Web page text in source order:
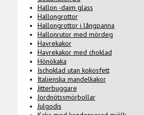
Hallon -daim glass
Hallongrottor
Hallongrottor i långpanna
Hallonrutor med mördeg
Havrekakor
Havrekakor med choklad
Hönökaka
Ischoklad utan kokosfett
Italienska mandelkakor
Jitterbuggare
Jordnötssmörbollar
Julgodis